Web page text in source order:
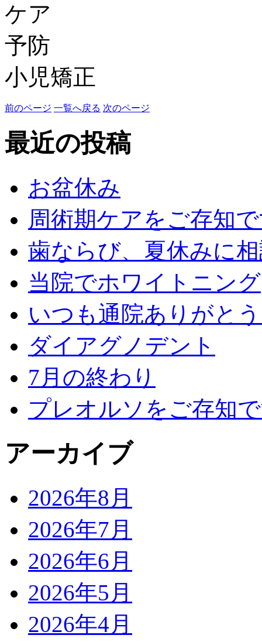
ケア
予防
小児矯正
前のページ 一覧へ戻る 次のページ
最近の投稿
お盆休み
周術期ケアをご存知
歯ならび、夏休みに
当院でホワイトニング
いつも通院ありがと
ダイアグノデント
7月の終わり
プレオルソをご存知
アーカイブ
2026年8月
2026年7月
2026年6月
2026年5月
2026年4月